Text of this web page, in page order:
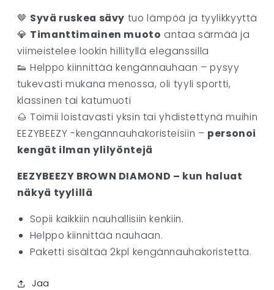
🤎 Syvä ruskea sävy tuo lämpöä ja tyylikkyyttä
💎 Timanttimainen muoto antaa särmää ja
viimeistelee lookin hillityllä eleganssilla
👟 Helppo kiinnittää kengännauhaan – pysyy
tukevasti mukana menossa, oli tyyli sportti,
klassinen tai katumuoti
🌰 Toimii loistavasti yksin tai yhdistettynä muihin
EEZYBEEZY -kengännauhakoristeisiin – personoi
kengät ilman ylilyöntejä
EEZYBEEZY BROWN DIAMOND – kun haluat
näkyä tyylillä
Sopii kaikkiin nauhallisiin kenkiin.
Helppo kiinnittää nauhaan.
Paketti sisältää 2kpl kengännauhakoristetta.
Jaa